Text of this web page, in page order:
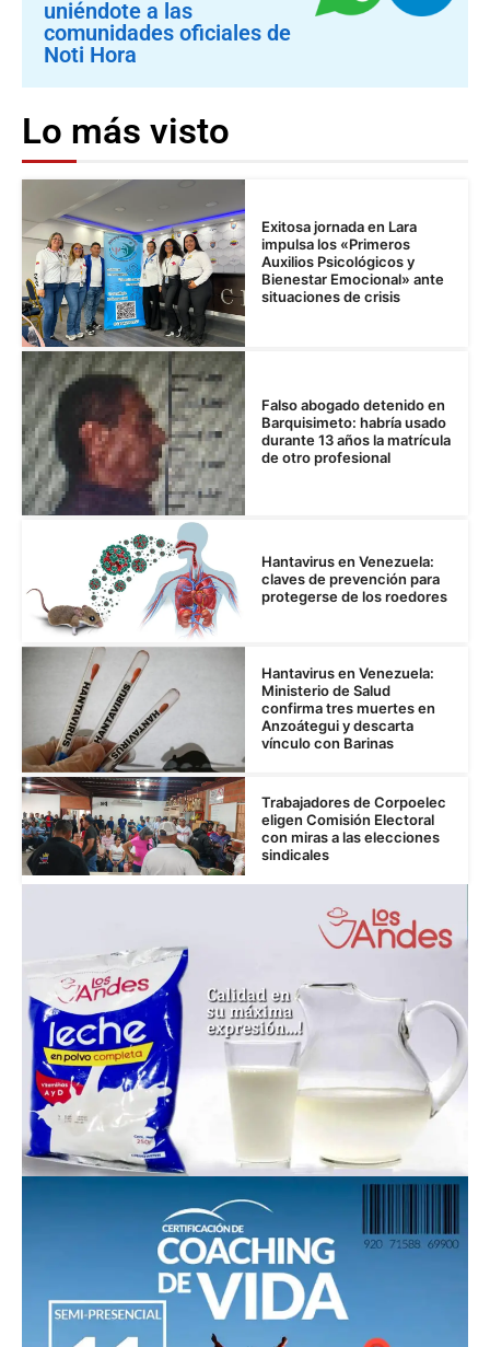
uniéndote a las
comunidades oficiales de
Noti Hora
Lo más visto
Exitosa jornada en Lara
impulsa los «Primeros
Auxilios Psicológicos y
Bienestar Emocional» ante
situaciones de crisis
Falso abogado detenido en
Barquisimeto: habría usado
durante 13 años la matrícula
de otro profesional
Hantavirus en Venezuela:
claves de prevención para
protegerse de los roedores
Hantavirus en Venezuela:
Ministerio de Salud
confirma tres muertes en
Anzoátegui y descarta
vínculo con Barinas
Trabajadores de Corpoelec
eligen Comisión Electoral
con miras a las elecciones
sindicales